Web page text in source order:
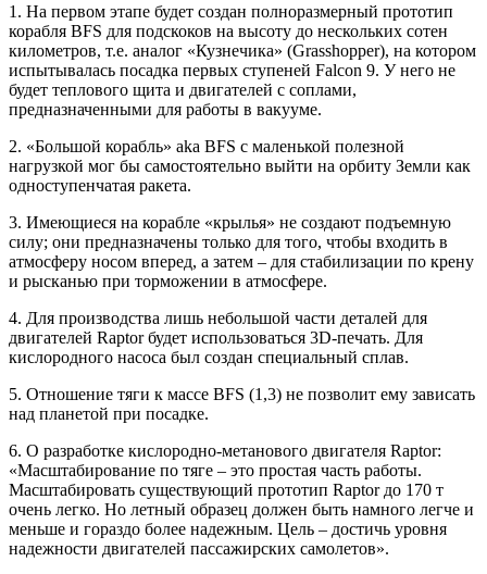
1. На первом этапе будет создан полноразмерный прототип
корабля BFS для подскоков на высоту до нескольких сотен
километров, т.е. аналог «Кузнечика» (Grasshopper), на котором
испытывалась посадка первых ступеней Falcon 9. У него не
будет теплового щита и двигателей с соплами,
предназначенными для работы в вакууме.
2. «Большой корабль» aka BFS с маленькой полезной
нагрузкой мог бы самостоятельно выйти на орбиту Земли как
одноступенчатая ракета.
3. Имеющиеся на корабле «крылья» не создают подъемную
силу; они предназначены только для того, чтобы входить в
атмосферу носом вперед, а затем – для стабилизации по крену
и рысканью при торможении в атмосфере.
4. Для производства лишь небольшой части деталей для
двигателей Raptor будет использоваться 3D-печать. Для
кислородного насоса был создан специальный сплав.
5. Отношение тяги к массе BFS (1,3) не позволит ему зависать
над планетой при посадке.
6. О разработке кислородно-метанового двигателя Raptor:
«Масштабирование по тяге – это простая часть работы.
Масштабировать существующий прототип Raptor до 170 т
очень легко. Но летный образец должен быть намного легче и
меньше и гораздо более надежным. Цель – достичь уровня
надежности двигателей пассажирских самолетов».